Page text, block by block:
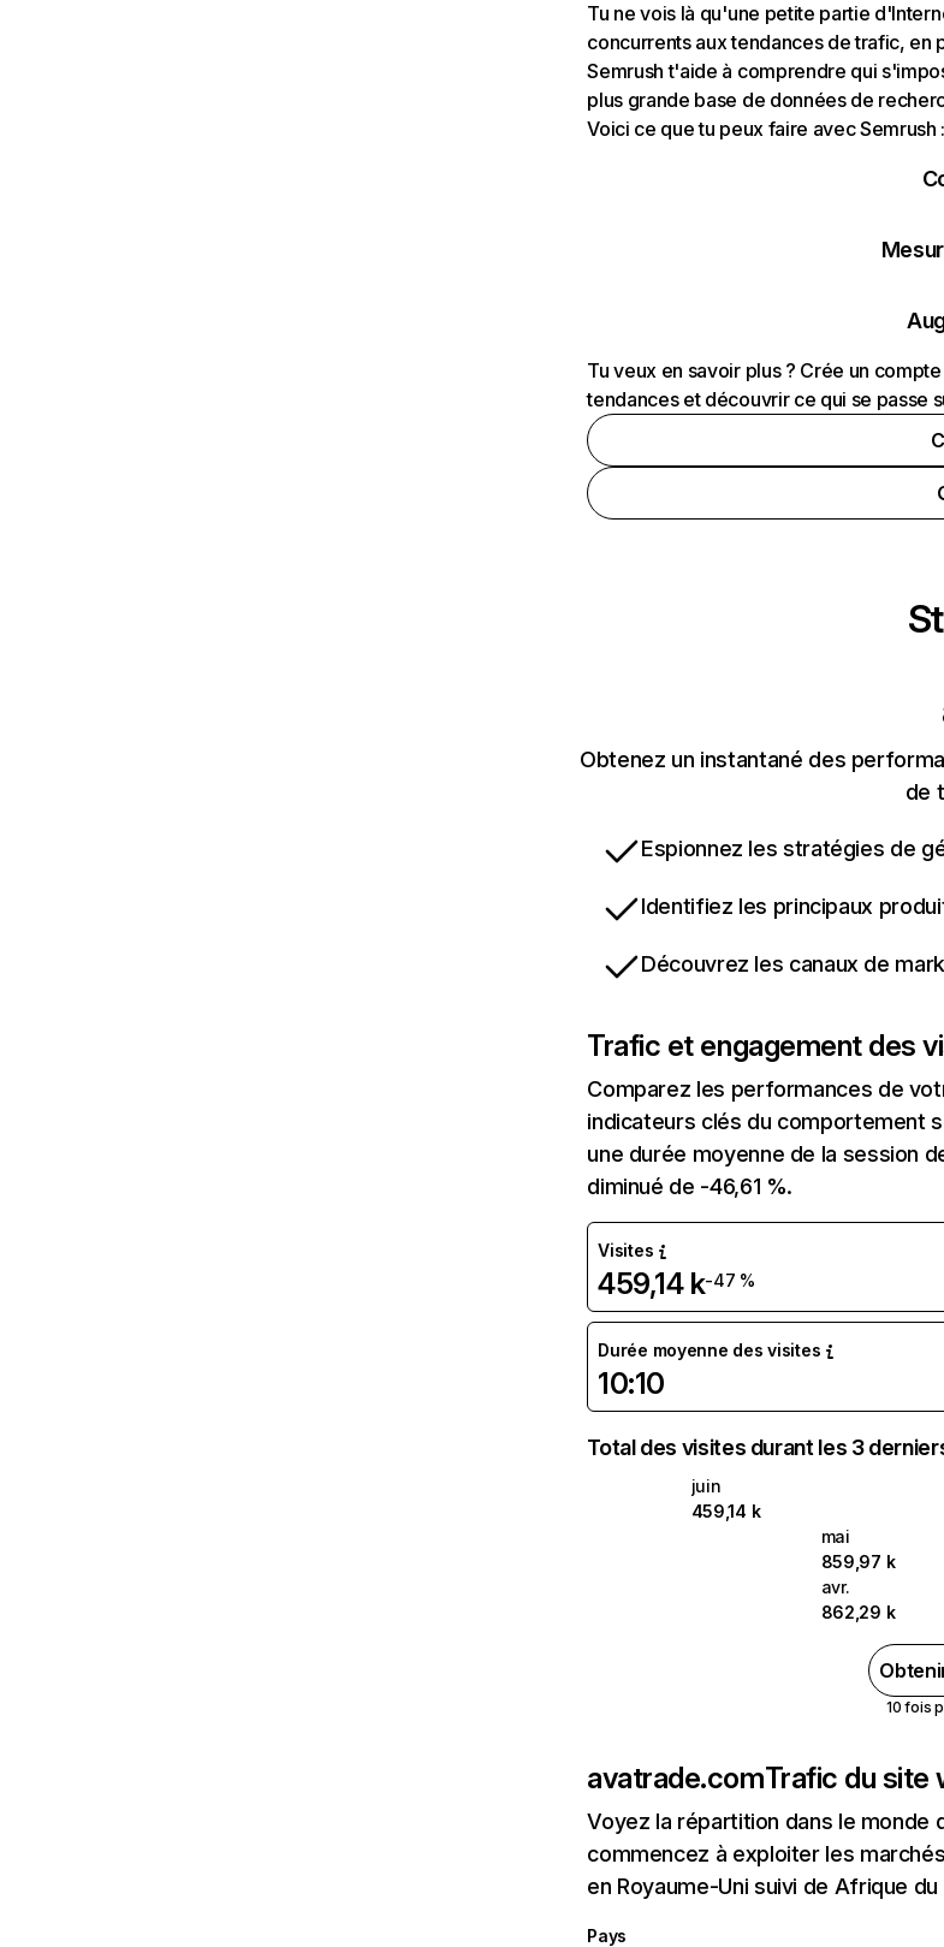
Tu ne vois là qu'une petite partie
concurrents aux tendances de trafic, en
Semrush t'aide à comprendre qui
plus grande base de données de
Voici ce que tu peux faire avec Semrush
Tu veux en savoir plus ? Crée un
tendances et découvrir ce qui se passe
Obtenez un instantané des
de
Espionnez les stratégies de
Identifiez les principaux
Découvrez les canaux de
Trafic et engagement des
Comparez les performances de
indicateurs clés du comportement
une durée moyenne de la session
diminué de -46,61 %.
Visites
459,14 k-47 %
Durée moyenne des visites
10:10
Total des visites durant les 3
juin
459,14 k
mai
859,97 k
avr.
862,29 k
10 fois
avatrade.comTrafic du site
Voyez la répartition dans le
commencez à exploiter les
en Royaume-Uni suivi de Afrique du
Pays